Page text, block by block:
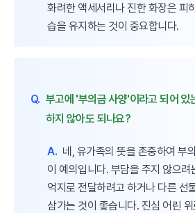
화려한 액세서리나 진한 화장은 피
습을 유지하는 것이 중요합니다.
Q. 부고에 '부의금 사양'이라고 되어 있
하지 않아도 되나요?
A. 네, 유가족의 뜻을 존중하여 부
이 예의입니다. 부담을 주지 않으
억지로 전달하려고 하거나 다른 선
삼가는 것이 좋습니다. 진심 어린